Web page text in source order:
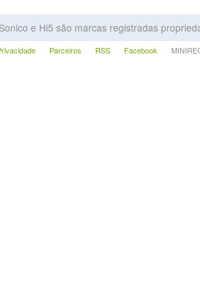
e Hi5 são marcas registradas
Parceiros RSS Facebook